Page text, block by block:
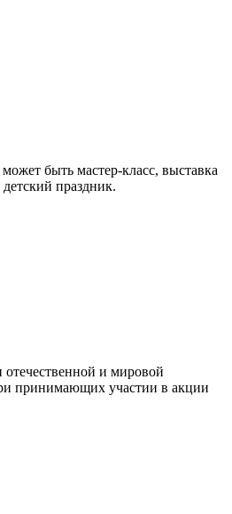
быть мастер-класс, выставка
праздник.
и мировой
принимающих участии в акции